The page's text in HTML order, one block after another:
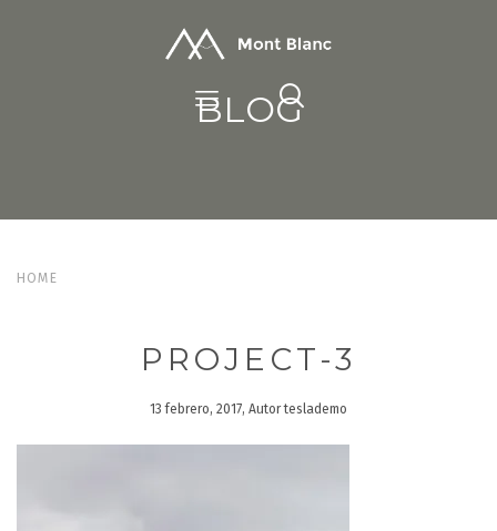
BLOG
HOME
PROJECT-3
13 febrero, 2017, Autor teslademo